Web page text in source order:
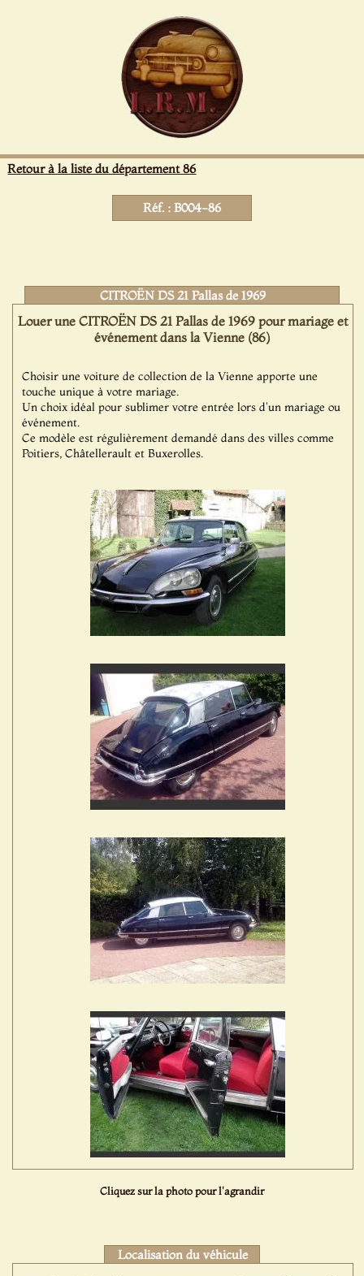
Retour à la liste du département 86
Réf. : B004-86
CITROËN DS 21 Pallas de 1969
Louer une CITROËN DS 21 Pallas de 1969 pour mariage et
événement dans la Vienne (86)
Choisir une voiture de collection de la Vienne apporte une
touche unique à votre mariage.
Un choix idéal pour sublimer votre entrée lors d'un mariage ou
événement.
Ce modèle est régulièrement demandé dans des villes comme
Poitiers, Châtellerault et Buxerolles.
Cliquez sur la photo pour l'agrandir
Localisation du véhicule